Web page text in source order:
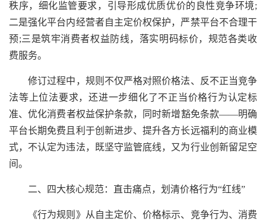
秩序，细化监管要求，引导形成优质优价的良性竞争环境;
二是强化平台内经营者自主定价权保护，严禁平台不合理干
预;三是筑牢消费者权益防线，落实明码标价，规范各类收
费服务。
修订过程中，规则不仅严格对照价格法、反不正当竞争
法等上位法要求，还进一步细化了不正当价格行为认定标
准、优化消费者权益保护条款，同时新增豁免条款——明确
平台长期免费且利于创新进步、提升各方长远福利的商业模
式，不认定为违法，既坚守监管底线，又为行业创新留足空
间。
二、四大核心规范：直击痛点，划清价格行为“红线”
《行为规则》从自主定价、价格标示、竞争行为、消费